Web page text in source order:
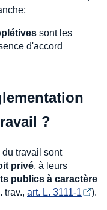
sont les
d'accord
?
travail sont
privé, à leurs
publics à caractère
trav., art. L. 3111-1 ).